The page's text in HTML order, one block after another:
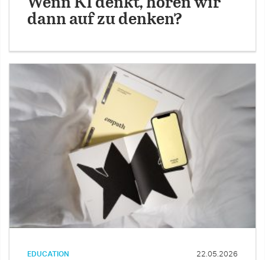
Wenn KI denkt, hören wir
dann auf zu denken?
EDUCATION 22.05.2026